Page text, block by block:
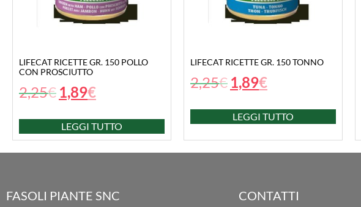
LIFECAT RICETTE GR. 150 POLLO
CON PROSCIUTTO
2,25€ 1,89€
LEGGI TUTTO
LIFECAT RICETTE GR. 150 TONNO
2,25€ 1,89€
LEGGI TUTTO
FASOLI PIANTE SNC CONTATTI